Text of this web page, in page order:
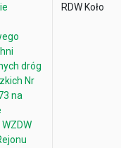
dróg
Nr
na
RDW Koło